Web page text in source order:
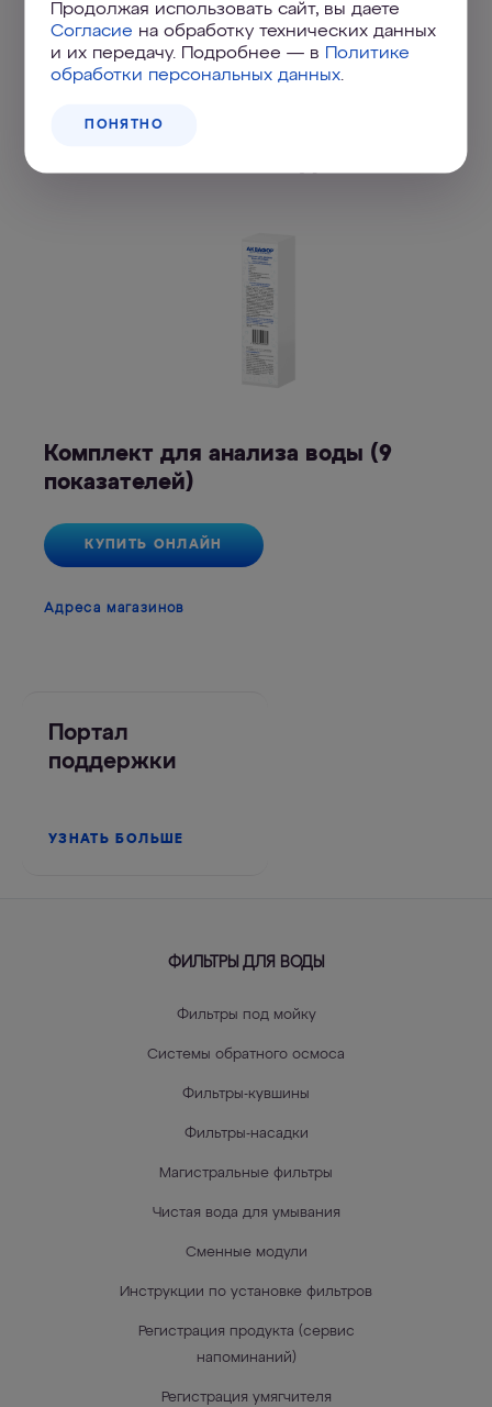
Купить Комплект для
Комплект для анализа воды (9
показателей)
КУПИТЬ ОНЛАЙН
Адреса магазинов
Портал
поддержки
УЗНАТЬ БОЛЬШЕ
Продолжая использовать сайт, вы даете
Согласие на обработку технических данных
и их передачу. Подробнее — в Политике
обработки персональных данных
ПОНЯТНО
ФИЛЬТРЫ ДЛЯ ВОДЫ
Фильтры под мойку
Системы обратного осмоса
Фильтры-кувшины
Фильтры-насадки
Магистральные фильтры
Чистая вода для умывания
Сменные модули
Инструкции по установке фильтров
Регистрация продукта (сервис
напоминаний)
Регистрация умягчителя